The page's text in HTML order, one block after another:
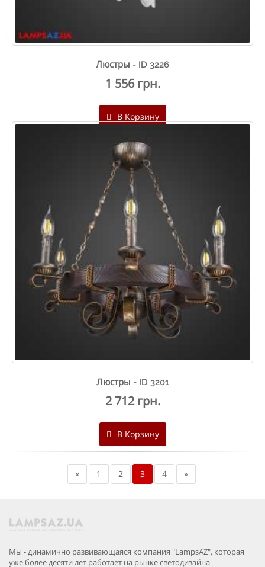
Люстры - ID 3226
1 556 грн.
В Корзину
Люстры - ID 3201
2 712 грн.
В Корзину
« 1 2 3 4 »
Мы - динамично развивающаяся компания "LampsAZ", которая
уже более десяти лет работает на рынке светодизайна